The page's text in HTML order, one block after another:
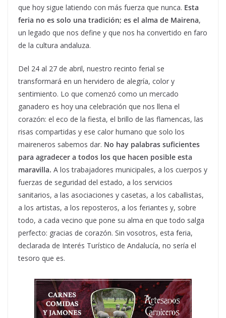
que hoy sigue latiendo con más fuerza que nunca. Esta
feria no es solo una tradición; es el alma de Mairena,
un legado que nos define y que nos ha convertido en faro
de la cultura andaluza.
Del 24 al 27 de abril, nuestro recinto ferial se
transformará en un hervidero de alegría, color y
sentimiento. Lo que comenzó como un mercado
ganadero es hoy una celebración que nos llena el
corazón: el eco de la fiesta, el brillo de las flamencas, las
risas compartidas y ese calor humano que solo los
maireneros sabemos dar. No hay palabras suficientes
para agradecer a todos los que hacen posible esta
maravilla. A los trabajadores municipales, a los cuerpos y
fuerzas de seguridad del estado, a los servicios
sanitarios, a las asociaciones y casetas, a los caballistas,
a los artistas, a los reposteros, a los feriantes y, sobre
todo, a cada vecino que pone su alma en que todo salga
perfecto: gracias de corazón. Sin vosotros, esta feria,
declarada de Interés Turístico de Andalucía, no sería el
tesoro que es.